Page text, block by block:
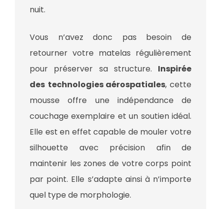
nuit.
Vous n’avez donc pas besoin de
retourner votre matelas régulièrement
pour préserver sa structure. Inspirée
des technologies aérospatiales, cette
mousse offre une indépendance de
couchage exemplaire et un soutien idéal.
Elle est en effet capable de mouler votre
silhouette avec précision afin de
maintenir les zones de votre corps point
par point. Elle s’adapte ainsi à n’importe
quel type de morphologie.